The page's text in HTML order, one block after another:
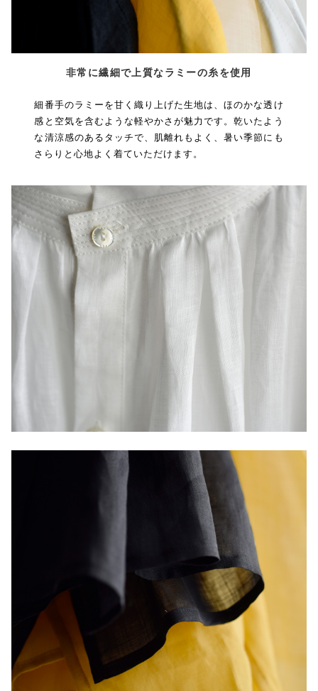
非常に繊細で上質なラミーの糸を使用
細番手のラミーを甘く織り上げた生地は、ほのかな透け
感と空気を含むような軽やかさが魅力です。乾いたよう
な清涼感のあるタッチで、肌離れもよく、暑い季節にも
さらりと心地よく着ていただけます。